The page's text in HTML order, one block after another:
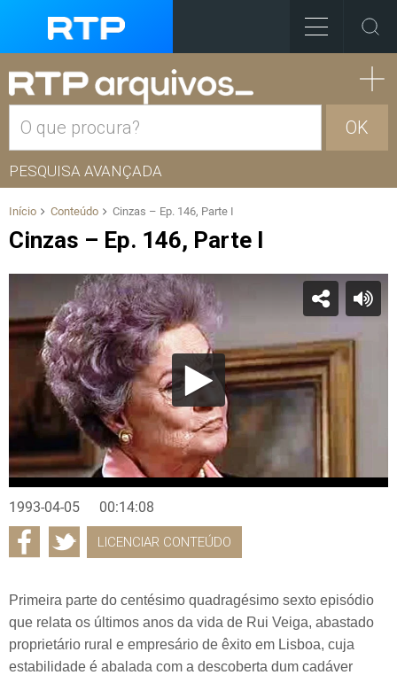
OK
PESQUISA AVANÇADA
Início Conteúdo Cinzas – Ep. 146, Parte I
Cinzas – Ep. 146, Parte I
1993-04-05 00:14:08
LICENCIAR CONTEÚDO
Primeira parte do centésimo quadragésimo sexto episódio
que relata os últimos anos da vida de Rui Veiga, abastado
proprietário rural e empresário de êxito em Lisboa, cuja
estabilidade é abalada com a descoberta dum cadáver